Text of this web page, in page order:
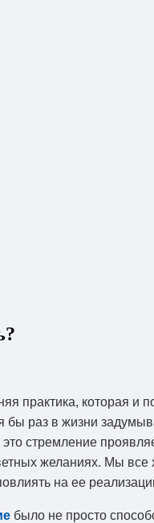
практика, которая и
бы раз в жизни
стремление
желаниях. Мы все
на ее
было не просто